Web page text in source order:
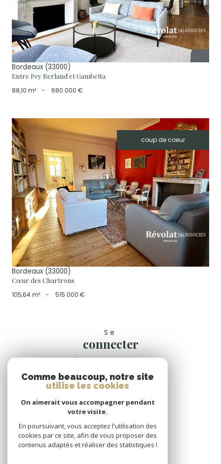
Bordeaux (33000)
Entre Pey Berland et Gambetta
88,10 m²
- 680 000 €
coup de coeur
voir le bien
Bordeaux (33000)
Cœur des Chartrons
105,64 m²
- 515 000 €
Se
connecter
Nous
Nous
adhérons
Comme beaucoup, notre site
utilise les cookies
On aimerait vous accompagner pendant
votre visite.
En poursuivant, vous acceptez l'utilisation des
cookies par ce site, afin de vous proposer des
contenus adaptés et réaliser des statistiques !